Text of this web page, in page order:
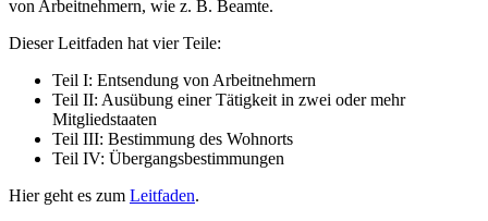
von Arbeitnehmern, wie z. B. Beamte.
Dieser Leitfaden hat vier Teile:
Teil I: Entsendung von Arbeitnehmern
Teil II: Ausübung einer Tätigkeit in zwei oder mehr
Mitgliedstaaten
Teil III: Bestimmung des Wohnorts
Teil IV: Übergangsbestimmungen
Hier geht es zum Leitfaden.